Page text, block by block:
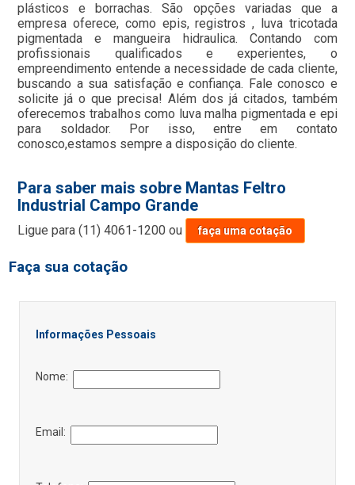
plásticos e borrachas. São opções variadas que a
empresa oferece, como epis, registros , luva tricotada
pigmentada e mangueira hidraulica. Contando com
profissionais qualificados e experientes, o
empreendimento entende a necessidade de cada cliente,
buscando a sua satisfação e confiança. Fale conosco e
solicite já o que precisa! Além dos já citados, também
oferecemos trabalhos como luva malha pigmentada e epi
para soldador. Por isso, entre em contato
conosco,estamos sempre a disposição do cliente.
Para saber mais sobre Mantas Feltro
Industrial Campo Grande
Ligue para(11) 4061-1200 ou faça uma cotação
Faça sua cotação
Informações Pessoais
Nome:
Email: